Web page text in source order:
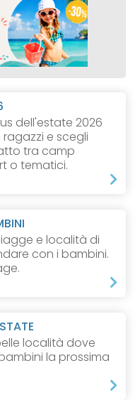
dell'estate 2026
e scegli
tra camp
o tematici.
e località di
con i bambini.
località dove
la prossima